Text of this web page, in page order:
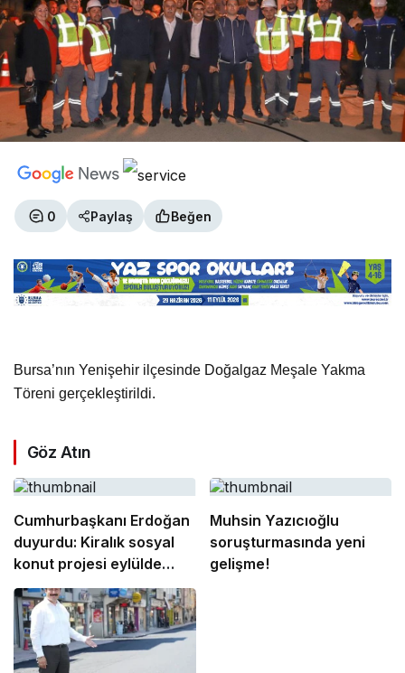
0 Paylaş Beğen
Bursa’nın Yenişehir ilçesinde Doğalgaz Meşale Yakma
Töreni gerçekleştirildi.
Göz Atın
Cumhurbaşkanı Erdoğan
duyurdu: Kiralık sosyal
konut projesi eylülde
başlıyor
Muhsin Yazıcıoğlu
soruşturmasında yeni
gelişme!